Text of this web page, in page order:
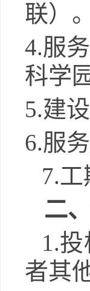
联）。
4.服
科学
5.建
6.服
7.工
二
1.
者其